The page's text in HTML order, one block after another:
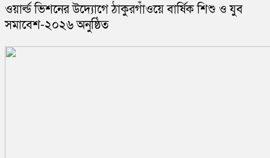
ওয়ার্ল্ড ভিশনের উদ্যোগে ঠাকুরগাঁওয়ে বার্ষিক শিশু ও যুব
সমাবেশ-২০২৬ অনুষ্ঠিত